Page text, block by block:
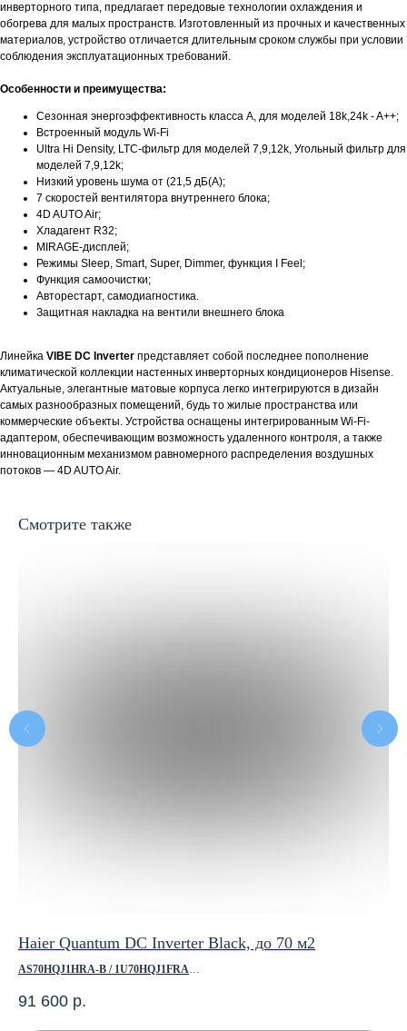
инверторного типа, предлагает передовые технологии охлаждения и
обогрева для малых пространств. Изготовленный из прочных и качественных
материалов, устройство отличается длительным сроком службы при условии
соблюдения эксплуатационных требований.
Особенности и преимущества:
Сезонная энергоэффективность класса А, для моделей 18k,24k - A++;
Встроенный модуль Wi-Fi
Ultra Hi Density, LTC-фильтр для моделей 7,9,12k, Угольный фильтр для
моделей 7,9,12k;
Низкий уровень шума от (21,5 дБ(А);
7 скоростей вентилятора внутреннего блока;
4D AUTO Air;
Хладагент R32;
MIRAGE-дисплей;
Режимы Sleep, Smart, Super, Dimmer, функция I Feel;
Функция самоочистки;
Авторестарт, самодиагностика.
Защитная накладка на вентили внешнего блока
Линейка VIBE DC Inverter представляет собой последнее пополнение
климатической коллекции настенных инверторных кондиционеров Hisense.
Актуальные, элегантные матовые корпуса легко интегрируются в дизайн
самых разнообразных помещений, будь то жилые пространства или
коммерческие объекты. Устройства оснащены интегрированным Wi-Fi-
адаптером, обеспечивающим возможность удаленного контроля, а также
инновационным механизмом равномерного распределения воздушных
потоков — 4D AUTO Air.
Смотрите также
Haier Quantum DC Inverter Black, до 70 м2
AS70HQJ1HRA-B / 1U70HQJ1FRA
Площадь помещения, м2 — до 70
91 600 р.